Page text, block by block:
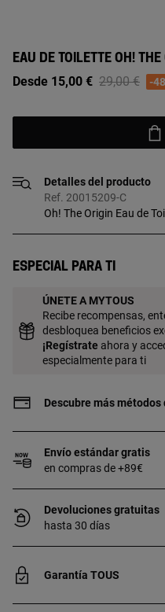
EAU DE TOILETTE OH! THE
Desde 15,00 € Price
29,00 €to-
Detalles del producto
Ref. 20015209-C
Oh! The Origin Eau de
Especial para ti
ÚNETE A MYTOUS
Recibe recompensas,
desbloquea beneficios
¡Regístrate ahora y
especialmente para ti
Descubre más métodos
Envío estándar gratis
en compras de +89€
Devoluciones gratuitas
hasta 30 días
Garantía TOUS